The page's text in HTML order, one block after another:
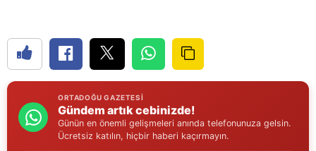
Edirne
Elazığ
Erzincan
Erzurum
ORTADOĞU GAZETESI
Gündem artık cebinizde!
Günün en önemli gelişmeleri anında telefonunuza gelsin.
Ücretsiz katılın, hiçbir haberi kaçırmayın.